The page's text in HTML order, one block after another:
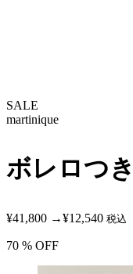
SALE
martinique
ボレロつ
¥41,800 →¥12,540 税込
70 % OFF